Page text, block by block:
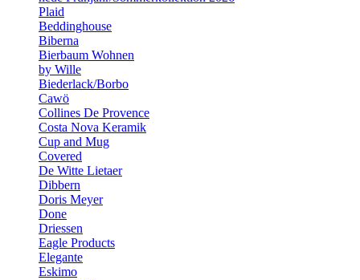
Plaid
Beddinghouse
Biberna
Bierbaum Wohnen
by Wille
Biederlack/Borbo
Cawö
Collines De Provence
Costa Nova Keramik
Cup and Mug
Covered
De Witte Lietaer
Dibbern
Doris Meyer
Done
Driessen
Eagle Products
Elegante
Eskimo